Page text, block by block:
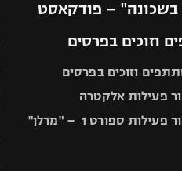
– פודקאסט
וזוכים בפרסים
וזוכים בפרסים
פעילות אלקטרה
ספורט 1 – "מרלן"